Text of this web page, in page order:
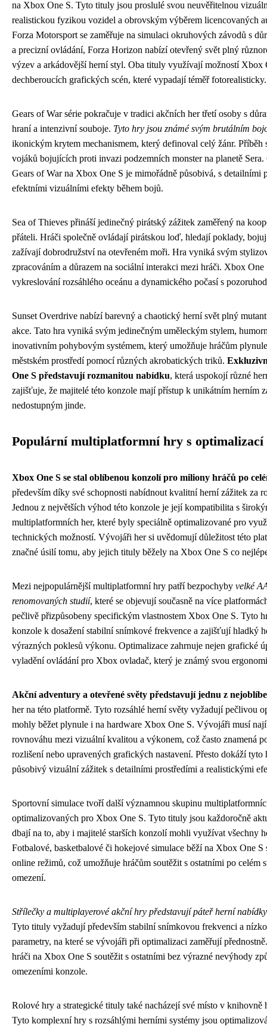
na Xbox One S. Tyto tituly jsou proslulé svou neuvěřitelnou
realistickou fyzikou vozidel a obrovským výběrem licencovaných
Forza Motorsport se zaměřuje na simulaci okruhových závodů s
a precizní ovládání, Forza Horizon nabízí otevřený svět plný
výzev a arkádovější herní styl. Oba tituly využívají možností Xbox
dechberoucích grafických scén, které vypadají téměř fotorealisticky.
Gears of War série pokračuje v tradici akčních her třetí osoby s
hraní a intenzivní souboje. Tyto hry jsou známé svým brutálním
ikonickým krytem mechanismem, který definoval celý žánr. Příběh
vojáků bojujících proti invazi podzemních monster na planetě Sera.
Gears of War na Xbox One S je mimořádně působivá, s detailními
efektními vizuálními efekty během bojů.
Sea of Thieves přináší jedinečný pirátský zážitek zaměřený na
přáteli. Hráči společně ovládají pirátskou loď, hledají poklady,
zažívají dobrodružství na otevřeném moři. Hra vyniká svým
zpracováním a důrazem na sociální interakci mezi hráči. Xbox One
vykreslování rozsáhlého oceánu a dynamického počasí s
Sunset Overdrive nabízí barevný a chaotický herní svět plný
akce. Tato hra vyniká svým jedinečným uměleckým stylem,
inovativním pohybovým systémem, který umožňuje hráčům
městském prostředí pomocí různých akrobatických triků.
One S představují rozmanitou nabídku, která uspokojí různé
zajišťuje, že majitelé této konzole mají přístup k unikátním herním
nedostupným jinde.
Populární multiplatformní hry s optimalizací
Xbox One S se stal oblíbenou konzolí pro miliony hráčů po
především díky své schopnosti nabídnout kvalitní herní zážitek za
Jednou z největších výhod této konzole je její kompatibilita s
multiplatformních her, které byly speciálně optimalizované pro
technických možností. Vývojáři her si uvědomují důležitost této
značné úsilí tomu, aby jejich tituly běžely na Xbox One S co
Mezi nejpopulárnější multiplatformní hry patří bezpochyby velké
renomovaných studií, které se objevují současně na více
pečlivě přizpůsobeny specifickým vlastnostem Xbox One S. Tyto
konzole k dosažení stabilní snímkové frekvence a zajišťují hladký
výrazných poklesů výkonu. Optimalizace zahrnuje nejen grafické
vyladění ovládání pro Xbox ovladač, který je známý svou
Akční adventury a otevřené světy představují jednu z
her na této platformě. Tyto rozsáhlé herní světy vyžadují pečlivou
mohly běžet plynule i na hardware Xbox One S. Vývojáři musí
rovnováhu mezi vizuální kvalitou a výkonem, což často znamená
rozlišení nebo upravených grafických nastavení. Přesto dokáží tyto
působivý vizuální zážitek s detailními prostředími a realistickými
Sportovní simulace tvoří další významnou skupinu
optimalizovaných pro Xbox One S. Tyto tituly jsou každoročně
dbají na to, aby i majitelé starších konzolí mohli využívat všechny
Fotbalové, basketbalové či hokejové simulace běží na Xbox One S
online režimů, což umožňuje hráčům soutěžit s ostatními po celém
omezení.
Střílečky a multiplayerové akční hry představují páteř herní nabídky
Tyto tituly vyžadují především stabilní snímkovou frekvenci a
parametry, na které se vývojáři při optimalizaci zaměřují
hráči na Xbox One S soutěžit s ostatními bez výrazné nevýhody
omezeními konzole.
Rolové hry a strategické tituly také nacházejí své místo v knihovně
Tyto komplexní hry s rozsáhlými herními systémy jsou